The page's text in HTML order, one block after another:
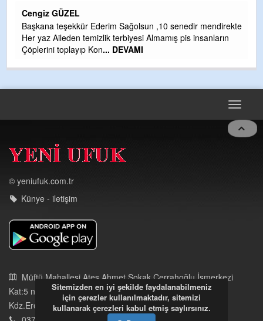
mendirekte
Çırak ustasından öğrenir kısmet bağlamayı... Ben
Yalçını tebrik ediyorum.
CEVDET YILMAZ
TARAFINDAN BAŞLATILDI, ETRASFINDA
© yeniufuk.com.tr
Künye - iletişim
Sitemizden en iyi şekilde faydalanabilmeniz
için çerezler kullanılmaktadır, sitemizi
kullanarak çerezleri kabul etmiş saylırsınız.